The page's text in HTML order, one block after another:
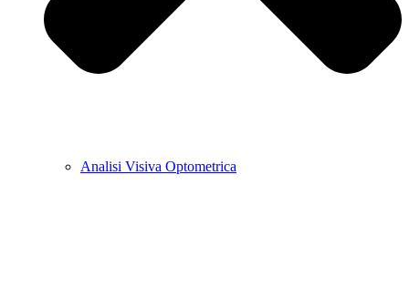
Analisi Visiva Optometrica